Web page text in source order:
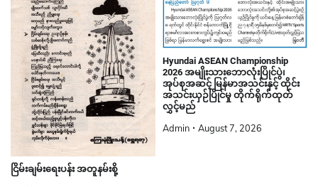
ငြိမ်းချမ်းရေးပန်း အတူနမ်းစို့
Hyundai ASEAN Championship
2026 အမျိုးသားဘောလုံးပြိုင်ပွဲ၊
အုပ်စုအဆင့် မြန်မာအသင်းနှင့် ထိုင်း
အသင်းယှဉ်ပြိုင်မှု တိုက်ရိုက်ထုတ်
လွှင့်မည်
Admin August 7, 2026